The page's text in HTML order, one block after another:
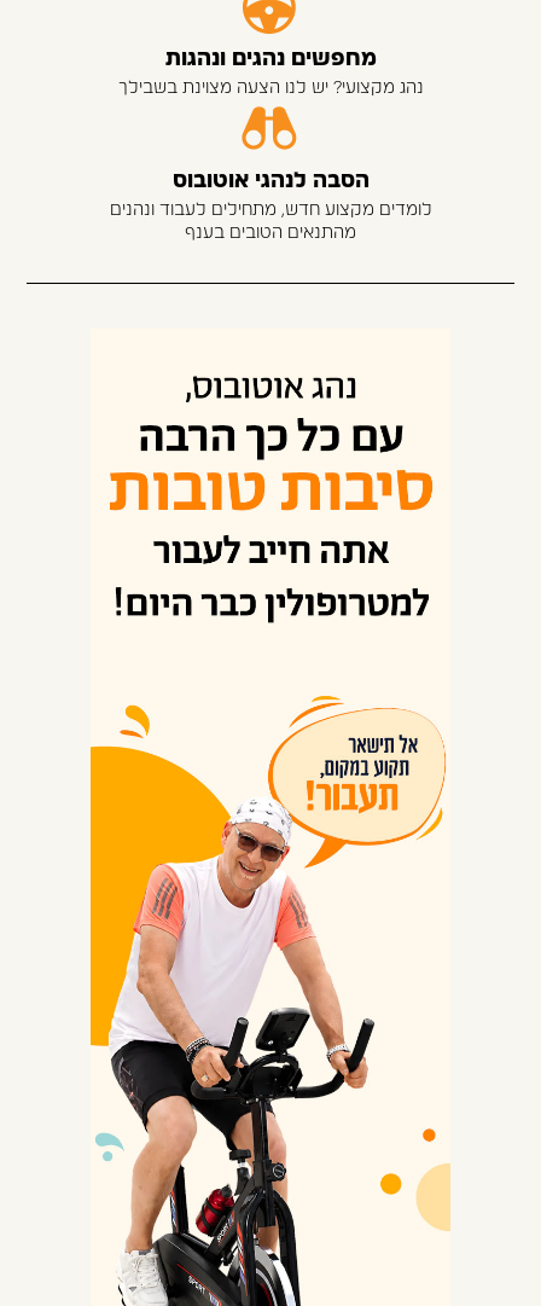
מחפשים נהגים ונהגות
נהג מקצועי? יש לנו הצעה מצוינת בשבילך
הסבה לנהגי אוטובוס
לומדים מקצוע חדש, מתחילים לעבוד ונהנים
מהתנאים הטובים בענף